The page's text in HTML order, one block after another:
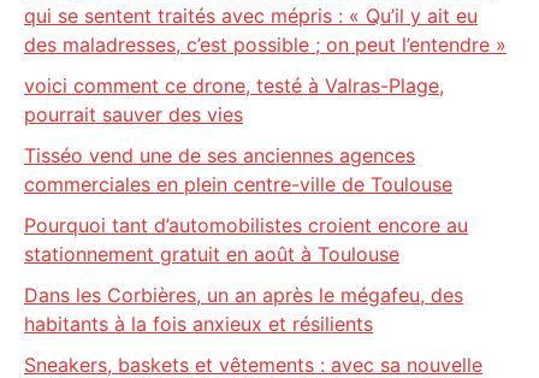
qui se sentent traités avec mépris : « Qu’il y ait eu
des maladresses, c’est possible ; on peut l’entendre »
voici comment ce drone, testé à Valras-Plage,
pourrait sauver des vies
Tisséo vend une de ses anciennes agences
commerciales en plein centre-ville de Toulouse
Pourquoi tant d’automobilistes croient encore au
stationnement gratuit en août à Toulouse
Dans les Corbières, un an après le mégafeu, des
habitants à la fois anxieux et résilients
Sneakers, baskets et vêtements : avec sa nouvelle